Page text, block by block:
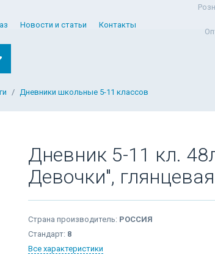
Новости и статьи Контакты
Дневники школьные 5-11 классов
Дневник 5-11 кл.
Девочки",
Страна производитель: РОССИЯ
Стандарт: 8
Все характеристики